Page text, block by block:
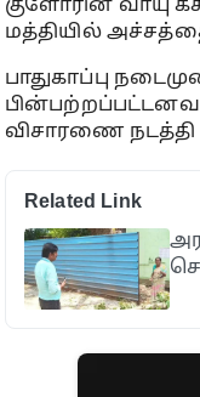
குளோரின் வாயு
மத்தியில்
பாதுகாப்பு
பின்பற்றப்பட்டனவா
விசாரணை
Related Link